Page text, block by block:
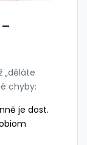
„děláte
chyby:
je dost.